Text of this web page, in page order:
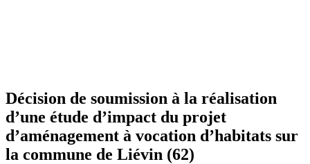
Décision de soumission à la réalisation
d’une étude d’impact du projet
d’aménagement à vocation d’habitats sur
la commune de Liévin (62)